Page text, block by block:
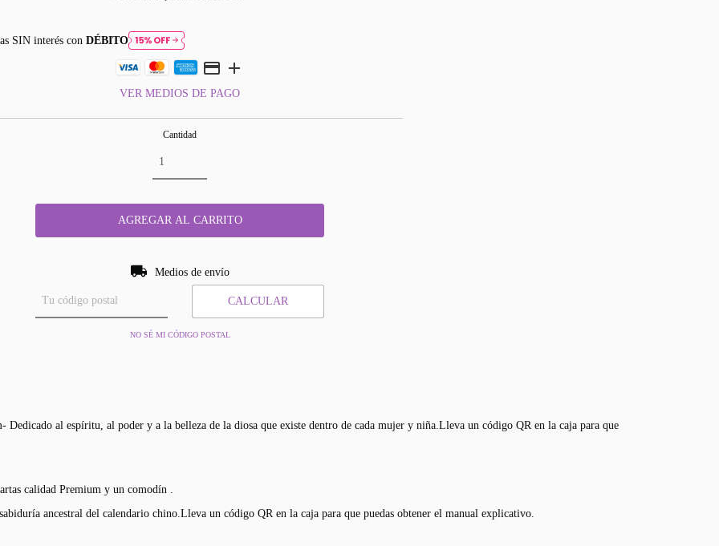
SIN interés con DÉBITO
VER MEDIOS DE PAGO
Cantidad
Medios de envío
CALCULAR
NO SÉ MI CÓDIGO POSTAL
al espíritu, al poder y a la belleza de la diosa que existe dentro de cada mujer y niña.Lleva un código QR en la caja para que
calidad Premium y un comodín .
ancestral del calendario chino.Lleva un código QR en la caja para que puedas obtener el manual explicativo.